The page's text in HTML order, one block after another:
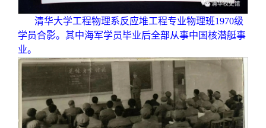
清华大学工程物理系反应堆工程专业物理班1970级
学员合影。其中海军学员毕业后全部从事中国核潜艇事
业。